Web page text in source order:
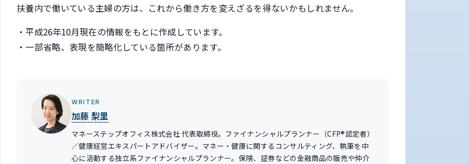
扶養内で働いている主婦の方は、これから働き方を変えざるを得ないかもしれません。
・平成26年10月現在の情報をもとに作成しています。
・一部省略、表現を簡略化している箇所があります。
WRITER
加藤 梨里
マネーステップオフィス株式会社 代表取締役。ファイナンシャルプランナー（CFP®認定者）
／健康経営エキスパートアドバイザー。マネー・健康に関するコンサルティング、執筆を中
心に活動する独立系ファイナンシャルプランナー。保険、証券などの金融商品の販売や仲介